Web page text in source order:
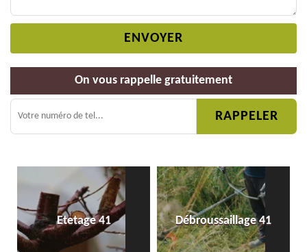
On vous rappelle gratuitement
Etetage 41 Débroussaillage 41